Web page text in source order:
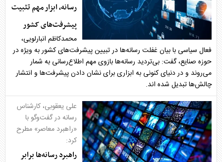
رسانه، ابزار مهم تثبیت
پیشرفت‌های کشور
محمدکاظم انبارلویی،
فعال سیاسی با بیان غفلت رسانه‌ها در تبیین پیشرفت‌های کشور به ویژه در
حوزه صنایع، گفت: بی‌تردید رسانه‌ها بازوی مهم اطلاع‌رسانی به شمار
می‌روند و در دنیای کنونی به ابزاری برای نشان دادن پیشرفت‌ها و انتشار
چالش‌ها تبدیل شده اند.
علی یعقوبی، کارشناس
رسانه در گفت‌وگو با
«راهبرد معاصر» مطرح
کرد:
راهبرد رسانه‌ها برابر